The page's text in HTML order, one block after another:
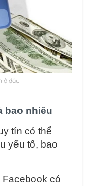
ở đâu
bao nhiêu
tín có thể
yếu tố, bao
có